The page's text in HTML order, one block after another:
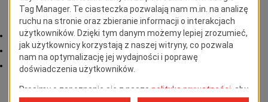
Takie rozwiązania przekładają się na:
mniejsze zmęczenie pracownika,
większą precyzję wykonywanych prac,
niższe ryzyko poślizgnięć i upadków.
Dla osób decyzyjnych oznacza to większą wydajność